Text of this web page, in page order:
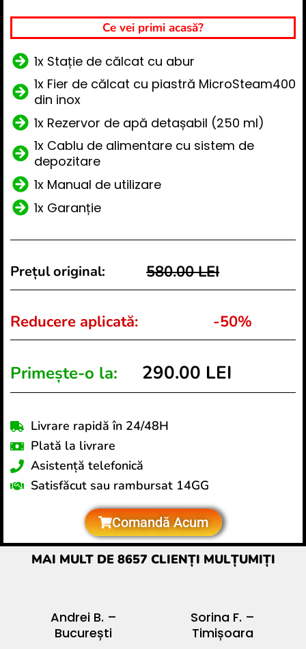
Ce vei primi acasă?
1x Stație de călcat cu abur
1x Fier de călcat cu piastră MicroSteam400
din inox
1x Rezervor de apă detașabil (250 ml)
1x Cablu de alimentare cu sistem de
depozitare
1x Manual de utilizare
1x Garanție
Prețul original: 580.00 LEI
Reducere aplicată: -50%
Primește-o la: 290.00 LEI
Livrare rapidă în 24/48H
Plată la livrare
Asistență telefonică
Satisfăcut sau rambursat 14GG
Comandă Acum
MAI MULT DE 8657 CLIENȚI MULȚUMIȚI
Andrei B. –
București
Sorina F. –
Timișoara